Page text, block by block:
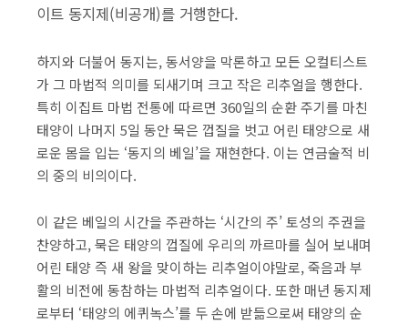
이트 동지제(비공개)를 거행한다.
하지와 더불어 동지는, 동서양을 막론하고 모든 오컬티스트
가 그 마법적 의미를 되새기며 크고 작은 리추얼을 행한다.
특히 이집트 마법 전통에 따르면 360일의 순환 주기를 마친
태양이 나머지 5일 동안 묵은 껍질을 벗고 어린 태양으로 새
로운 몸을 입는 ‘동지의 베일’을 재현한다. 이는 연금술적 비
의 중의 비의이다.
이 같은 베일의 시간을 주관하는 ‘시간의 주’ 토성의 주권을
찬양하고, 묵은 태양의 껍질에 우리의 까르마를 실어 보내며
어린 태양 즉 새 왕을 맞이하는 리추얼이야말로, 죽음과 부
활의 비전에 동참하는 마법적 리추얼이다. 또한 매년 동지제
로부터 ‘태양의 에퀴녹스’를 두 손에 받듦으로써 태양의 순